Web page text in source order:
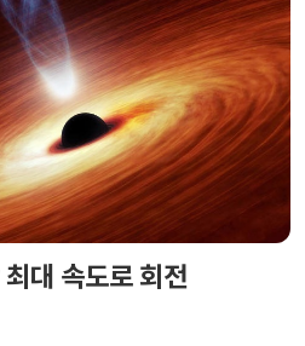
대 속도로 회전